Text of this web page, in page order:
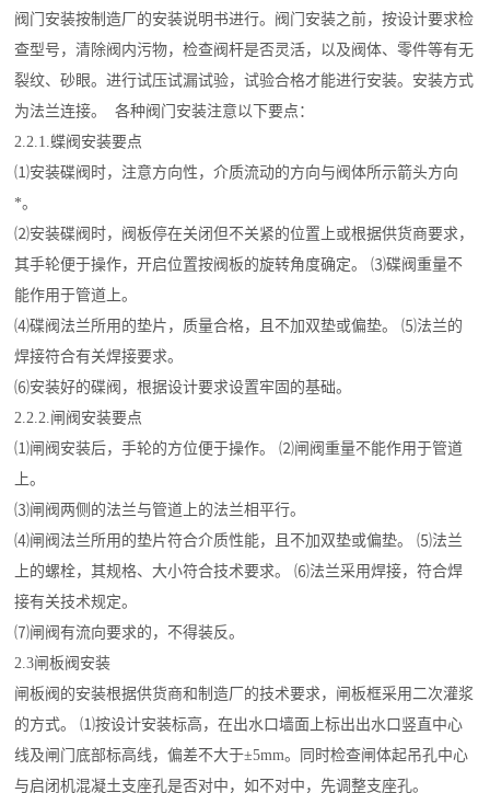
阀门安装按制造厂的安装说明书进行。阀门安装之前，按设计要求检
查型号，清除阀内污物，检查阀杆是否灵活，以及阀体、零件等有无
裂纹、砂眼。进行试压试漏试验，试验合格才能进行安装。安装方式
为法兰连接。 各种阀门安装注意以下要点：
2.2.1.蝶阀安装要点
⑴安装碟阀时，注意方向性，介质流动的方向与阀体所示箭头方向
*。
⑵安装碟阀时，阀板停在关闭但不关紧的位置上或根据供货商要求，
其手轮便于操作，开启位置按阀板的旋转角度确定。 ⑶碟阀重量不
能作用于管道上。
⑷碟阀法兰所用的垫片，质量合格，且不加双垫或偏垫。 ⑸法兰的
焊接符合有关焊接要求。
⑹安装好的碟阀，根据设计要求设置牢固的基础。
2.2.2.闸阀安装要点
⑴闸阀安装后，手轮的方位便于操作。 ⑵闸阀重量不能作用于管道
上。
⑶闸阀两侧的法兰与管道上的法兰相平行。
⑷闸阀法兰所用的垫片符合介质性能，且不加双垫或偏垫。 ⑸法兰
上的螺栓，其规格、大小符合技术要求。 ⑹法兰采用焊接，符合焊
接有关技术规定。
⑺闸阀有流向要求的，不得装反。
2.3闸板阀安装
闸板阀的安装根据供货商和制造厂的技术要求，闸板框采用二次灌浆
的方式。 ⑴按设计安装标高，在出水口墙面上标出出水口竖直中心
线及闸门底部标高线，偏差不大于±5mm。同时检查闸体起吊孔中心
与启闭机混凝土支座孔是否对中，如不对中，先调整支座孔。